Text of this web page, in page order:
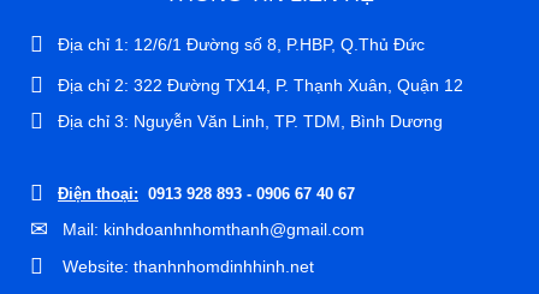
Địa chỉ 1: 12/6/1 Đường số 8, P.HBP, Q.Thủ Đức
Địa chỉ 2: 322 Đường TX14, P. Thạnh Xuân, Quận 12
Địa chỉ 3: Nguyễn Văn Linh, TP. TDM, Bình Dương
Điện thoại: 0913 928 893 - 0906 67 40 67
Mail: kinhdoanhnhomthanh@gmail.com
Website: thanhnhomdinhhinh.net